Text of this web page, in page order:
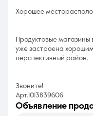
Хорошее
Продуктовые
уже застроена
перспективный район.
Звоните!
Арт.1013839606
объявление